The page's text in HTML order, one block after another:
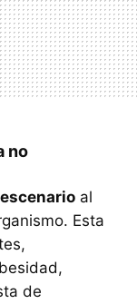
no
al
Esta
de